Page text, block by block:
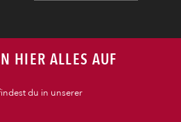
HIER ALLES AUF
du in unserer